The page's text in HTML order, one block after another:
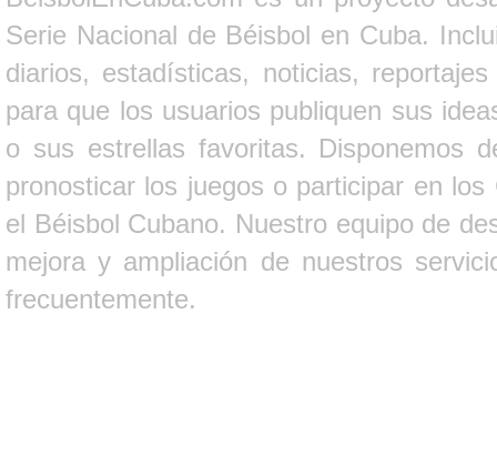
Serie Nacional de Béisbol en Cuba.
diarios, estadísticas, noticias,
para que los usuarios publiquen sus
o sus estrellas favoritas. Disponemos
pronosticar los juegos o participar en
el Béisbol Cubano. Nuestro equipo de
mejora y ampliación de nuestros
frecuentemente.